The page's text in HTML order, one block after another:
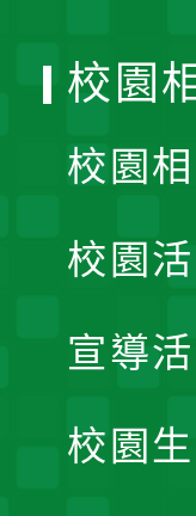
校園
校園
校園
宣導
校園